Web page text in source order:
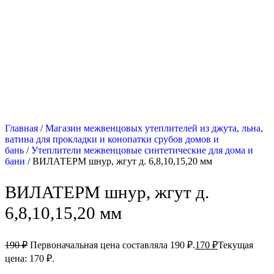
Главная /Магазин межвенцовых утеплителей из джута, льна,
ватина для прокладки и конопатки срубов домов и
бань /Утеплители межвенцовые синтетические для дома и
бани / ВИЛАТЕРМ шнур, жгут д. 6,8,10,15,20 мм
ВИЛАТЕРМ шнур, жгут д.
6,8,10,15,20 мм
190₽ Первоначальная цена составляла 190 ₽.170 ₽Текущая
цена: 170 ₽.